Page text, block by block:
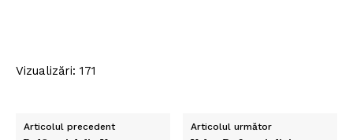
Vizualizări: 171
Articolul precedent Articolul următor